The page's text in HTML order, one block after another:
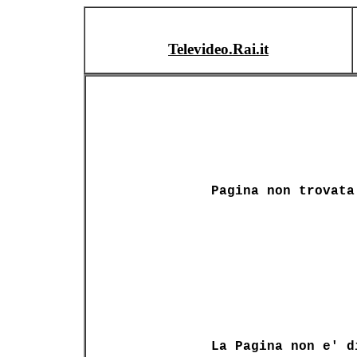
Televideo.Rai.it
Pagina non trovata
La Pagina non e'